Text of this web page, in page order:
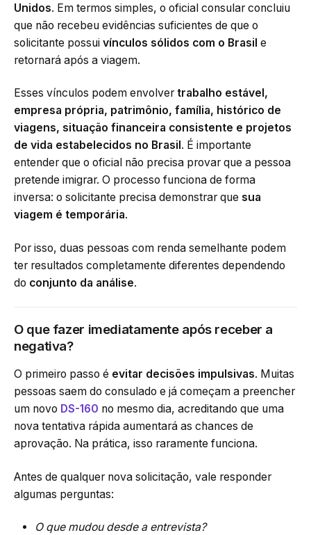
Unidos. Em termos simples, o oficial consular concluiu
que não recebeu evidências suficientes de que o
solicitante possui vínculos sólidos com o Brasil e
retornará após a viagem.
Esses vínculos podem envolver trabalho estável,
empresa própria, patrimônio, família, histórico de
viagens, situação financeira consistente e projetos
de vida estabelecidos no Brasil. É importante
entender que o oficial não precisa provar que a pessoa
pretende imigrar. O processo funciona de forma
inversa: o solicitante precisa demonstrar que sua
viagem é temporária.
Por isso, duas pessoas com renda semelhante podem
ter resultados completamente diferentes dependendo
do conjunto da análise.
O que fazer imediatamente após receber a
negativa?
O primeiro passo é evitar decisões impulsivas. Muitas
pessoas saem do consulado e já começam a preencher
um novo DS-160 no mesmo dia, acreditando que uma
nova tentativa rápida aumentará as chances de
aprovação. Na prática, isso raramente funciona.
Antes de qualquer nova solicitação, vale responder
algumas perguntas:
O que mudou desde a entrevista?